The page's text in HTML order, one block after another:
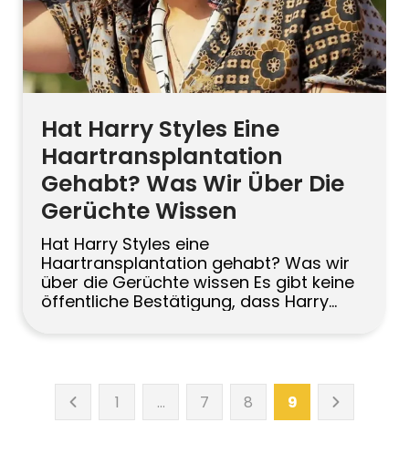
Hat Harry Styles Eine
Haartransplantation
Gehabt? Was Wir Über Die
Gerüchte Wissen
Hat Harry Styles eine
Haartransplantation gehabt? Was wir
über die Gerüchte wissen Es gibt keine
öffentliche Bestätigung, dass Harry
Fans verweisen auf kleine
Laufe der Jahre, aber Fotos allein
können irreführend sein – wegen
Lichtverhältnissen, Haarschnitten,
1 … 7 8 9